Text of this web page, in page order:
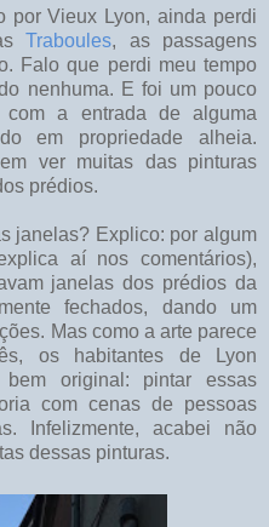
por Vieux Lyon, ainda perdi
Traboules, as passagens
Falo que perdi meu tempo
nenhuma. E foi um pouco
a entrada de alguma
em propriedade alheia.
ver muitas das pinturas
prédios.
janelas? Explico: por algum
aí nos comentários),
janelas dos prédios da
fechados, dando um
Mas como a arte parece
os habitantes de Lyon
original: pintar essas
com cenas de pessoas
Infelizmente, acabei não
dessas pinturas.